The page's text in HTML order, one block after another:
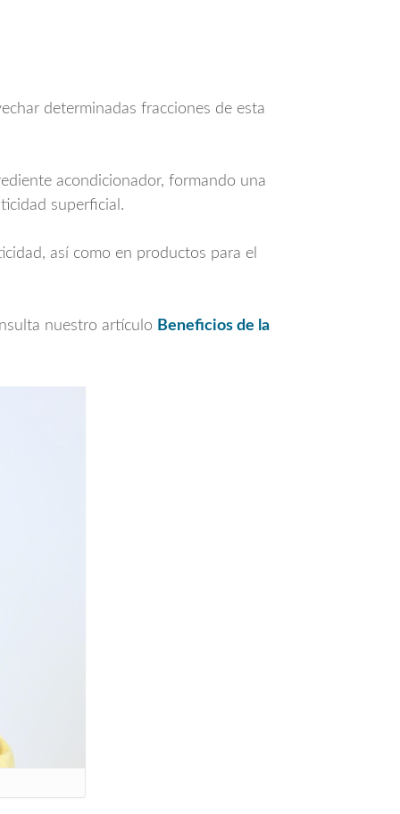
determinadas fracciones de esta
acondicionador, formando una
superficial.
así como en productos para el
nuestro artículo Beneficios de la